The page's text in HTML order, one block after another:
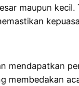
maupun kecil.
mendapatkan
membedakan